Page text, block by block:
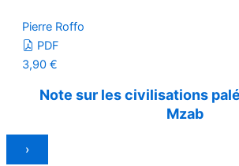
Pierre Roffo
PDF
3,90 €
Note sur les civilisations
Mzab
›